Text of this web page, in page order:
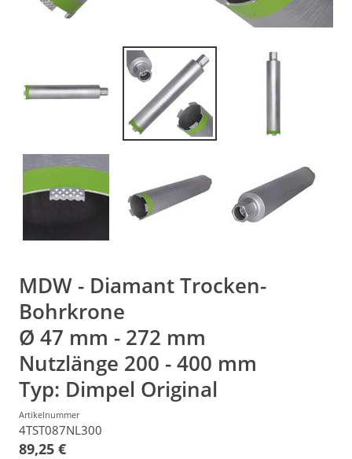
MDW - Diamant Trocken-
Bohrkrone
Ø 47 mm - 272 mm
Nutzlänge 200 - 400 mm
Typ: Dimpel Original
Artikelnummer
4TST087NL300
89,25 €